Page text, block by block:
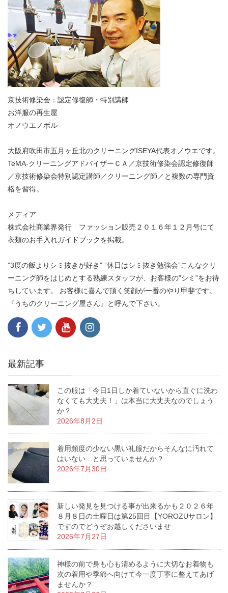
京技術修染会：認定修復師・特別講師
お洋服の再生屋
オノウエノボル
大阪府吹田市五月ヶ丘北のクリーニングISEYA代表オノウエです。
TeMA-クリーニングアドバイザーＣＡ／京技術修染会認定修復師
／京技術修染会特別認定講師／クリーニング師／と複数の専門資
格を習得。
メディア
株式会社商業界発行 ファッション販売２０１６年１２月号にて
衣類のお手入れガイドブックを掲載。
”3度の飯よりシミ抜きが好き” ”休日はシミ抜き勉強会”こんなクリ
ーニング師をはじめとする熟練スタッフが、お客様の”シミ”をお待
ちしています。 お客様に喜んで頂く笑顔が一番のやり甲斐です。
『うちのクリーニング屋さん』と呼んで下さい。
最新記事
この服は「今日1日しか着ていないから直ぐに洗わ
なくても大丈夫！」は本当に大丈夫なのでしょう
か？
2026年8月2日
着用頻度の少ない黒い礼服だからそんなに汚れて
はいない…と思っていませんか？
2026年7月30日
新しい発見を見つける事が出来るかも２０２６年
８月８日の土曜日は第25回目【YOROZUサロン】
ですのでどうぞお越しくださいませ
2026年7月27日
神様の前で身も心も清めるように大切なお着物も
次の着用や季節へ向けて今一度丁寧に整えてあげ
ませんか？